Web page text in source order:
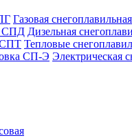
Газовая
Дизельная
Тепловые
Электрическая